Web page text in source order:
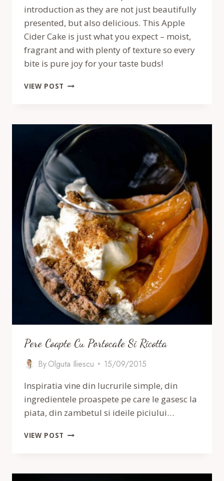
introduction as they are not just beautifully
presented, but also delicious. This Apple
Cider Cake is just what you expect – moist,
fragrant and with plenty of texture so every
bite is pure joy for your taste buds!
VIEW POST TORT
SI
CIDRU
Pere Coapte Cu Portocale Si Ricotta
ByOlguta Iliescu
15/09/2015
Inspiratia vine din lucrurile simple, din
ingredientele proaspete pe care le gasesc la
piata, din zambetul si ideile piciului…
VIEW POST PERE
SI